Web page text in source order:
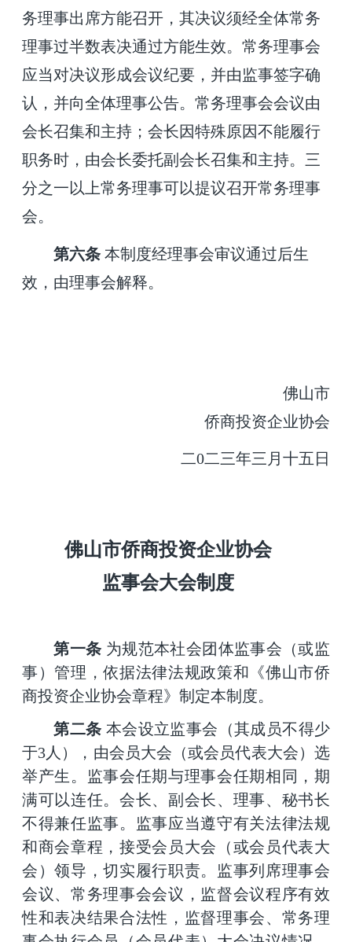
务理事出席方能召开，其决议须经全体常务
理事过半数表决通过方能生效。常务理事会
应当对决议形成会议纪要，并由监事签字确
认，并向全体理事公告。常务理事会会议由
会长召集和主持；会长因特殊原因不能履行
职务时，由会长委托副会长召集和主持。三
分之一以上常务理事可以提议召开常务理事
会。
第六条 本制度经理事会审议通过后生
效，由理事会解释。
佛山市
侨商投资企业协会
二0二三年三 月 十五 日
佛山市侨商投资企业协会
监事会大会制度
第一条 为规范本社会团体监事会（或监
事）管理，依据法律法规政策和《佛山市侨
商投资企业协会章程》制定本制度。
第二条 本会设立监事会（其成员不得少
于3人），由会员大会（或会员代表大会）选
举产生。监事会任期与理事会任期相同，期
满可以连任。会长、副会长、理事、秘书长
不得兼任监事。监事应当遵守有关法律法规
和商会章程，接受会员大会（或会员代表大
会）领导，切实履行职责。监事列席理事会
会议、常务理事会会议，监督会议程序有效
性和表决结果合法性，监督理事会、常务理